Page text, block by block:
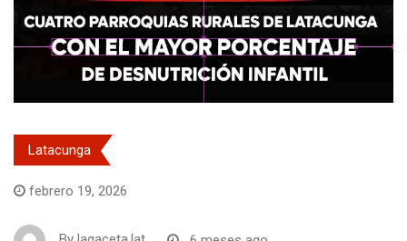
Latacunga
febrero 19, 2026